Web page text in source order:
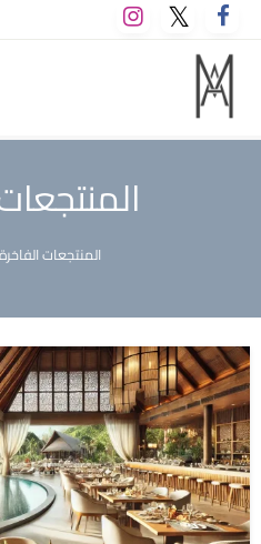
التخطي
إلى
المحتوى
M A hotels | إم ايه هوتيلز
الموقع الأول للعاملين في
المنتجعات الفاخرة